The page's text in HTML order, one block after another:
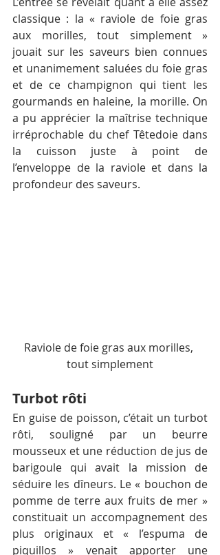
classique : la « raviole de foie gras
aux morilles, tout simplement »
jouait sur les saveurs bien connues
et unanimement saluées du foie gras
et de ce champignon qui tient les
gourmands en haleine, la morille. On
a pu apprécier la maîtrise technique
irréprochable du chef Têtedoie dans
la cuisson juste à point de
l’enveloppe de la raviole et dans la
profondeur des saveurs.
Raviole de foie gras aux morilles,
tout simplement
Turbot rôti
En guise de poisson, c’était un turbot
rôti, souligné par un beurre
mousseux et une réduction de jus de
barigoule qui avait la mission de
séduire les dîneurs. Le « bouchon de
pomme de terre aux fruits de mer »
constituait un accompagnement des
plus originaux et « l’espuma de
piquillos » venait apporter une